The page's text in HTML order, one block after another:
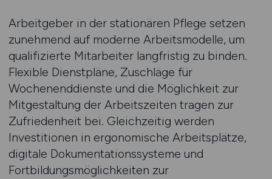
Arbeitgeber in der stationären Pflege setzen
zunehmend auf moderne Arbeitsmodelle, um
qualifizierte Mitarbeiter langfristig zu binden.
Flexible Dienstpläne, Zuschläge für
Wochenenddienste und die Möglichkeit zur
Mitgestaltung der Arbeitszeiten tragen zur
Zufriedenheit bei. Gleichzeitig werden
Investitionen in ergonomische Arbeitsplätze,
digitale Dokumentationssysteme und
Fortbildungsmöglichkeiten zur